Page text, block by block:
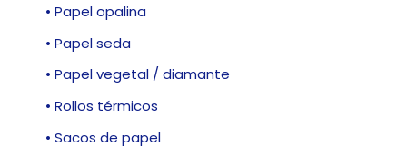
• Papel opalina
• Papel seda
• Papel vegetal / diamante
• Rollos térmicos
• Sacos de papel